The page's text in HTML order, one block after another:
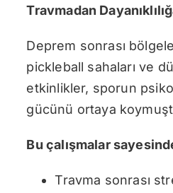
Travmadan
Deprem sonrası
pickleball sahaları ve
etkinlikler, sporun
gücünü ortaya
Bu çalışmalar
Travma sonrası